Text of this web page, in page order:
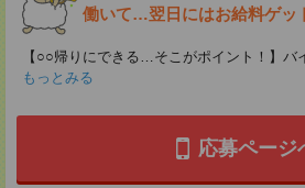
働いて…翌日にはお給料ゲッ
【○○帰りにできる…そこがポイント！】
もっとみる
応募ページ